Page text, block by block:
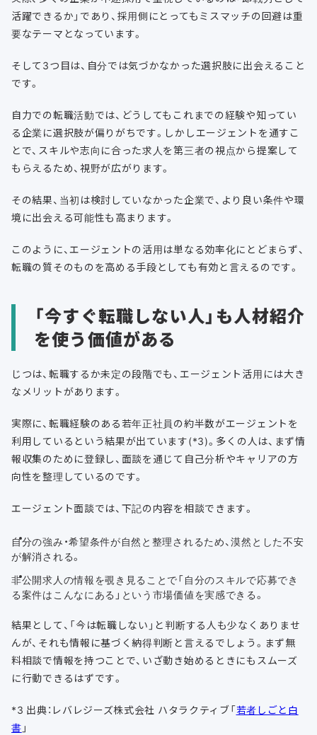
活躍できるか」であり、採用側にとってもミスマッチの回避は重
要なテーマとなっています。
そして3つ目は、自分では気づかなかった選択肢に出会えること
です。
自力での転職活動では、どうしてもこれまでの経験や知ってい
る企業に選択肢が偏りがちです。しかしエージェントを通すこ
とで、スキルや志向に合った求人を第三者の視点から提案して
もらえるため、視野が広がります。
その結果、当初は検討していなかった企業で、より良い条件や環
境に出会える可能性も高まります。
このように、エージェントの活用は単なる効率化にとどまらず、
転職の質そのものを高める手段としても有効と言えるのです。
「今すぐ転職しない人」も人材紹介
を使う価値がある
じつは、転職するか未定の段階でも、エージェント活用には大き
なメリットがあります。
実際に、転職経験のある若年正社員の約半数がエージェントを
利用しているという結果が出ています(*3)。多くの人は、まず情
報収集のために登録し、面談を通じて自己分析やキャリアの方
向性を整理しているのです。
エージェント面談では、下記の内容を相談できます。
自分の強み・希望条件が自然と整理されるため、漠然とした不安
が解消される。
非公開求人の情報を覗き見ることで「自分のスキルで応募でき
る案件はこんなにある」という市場価値を実感できる。
結果として、「今は転職しない」と判断する人も少なくありませ
んが、それも情報に基づく納得判断と言えるでしょう。まず無
料相談で情報を持つことで、いざ動き始めるときにもスムーズ
に行動できるはずです。
*3 出典：レバレジーズ株式会社 ハタラクティブ「若者しごと白
書 」